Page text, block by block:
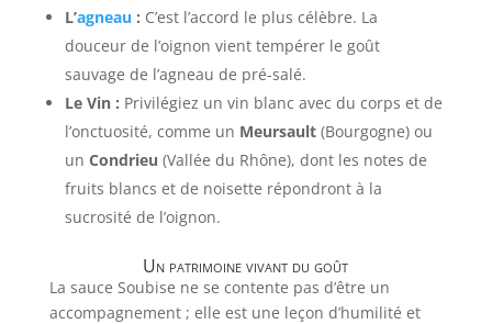
L’agneau : C’est l’accord le plus célèbre. La
douceur de l’oignon vient tempérer le goût
sauvage de l’agneau de pré-salé.
Le Vin : Privilégiez un vin blanc avec du corps et de
l’onctuosité, comme un Meursault(Bourgogne) ou
un Condrieu (Vallée du Rhône), dont les notes de
fruits blancs et de noisette répondront à la
sucrosité de l’oignon.
Un patrimoine vivant du goût
La sauce Soubise ne se contente pas d’être un
accompagnement ; elle est une leçon d’humilité et